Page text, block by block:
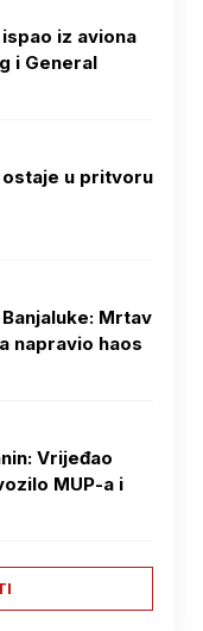
iz aviona
i General
ostaje u pritvoru
Mrtav
napravio haos
Vrijeđao
MUP-a i